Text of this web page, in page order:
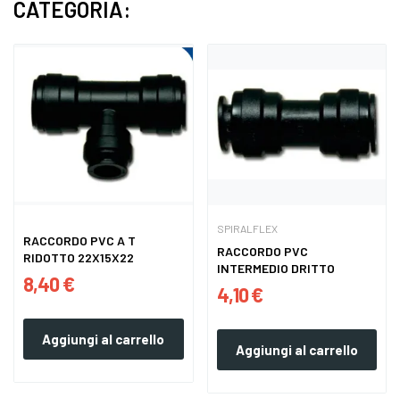
CATEGORIA:
RACCORDO PVC A T
RIDOTTO 22X15X22
8,40 €
Aggiungi al carrello
SPIRALFLEX
RACCORDO PVC
INTERMEDIO DRITTO
4,10 €
Aggiungi al carrello